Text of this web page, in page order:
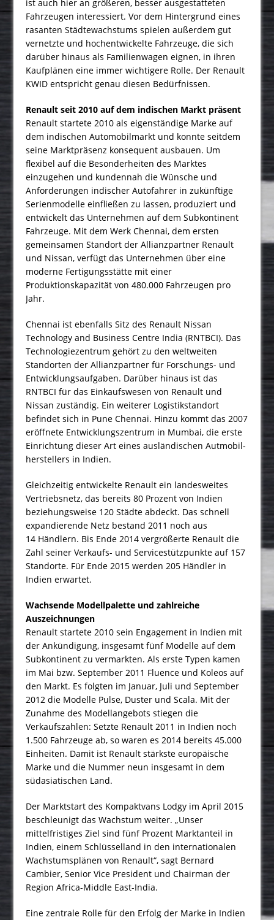
ist auch hier an größeren, besser ausgestatteten
Fahrzeugen interessiert. Vor dem Hintergrund eines
rasanten Städte­wachs­tums spielen außerdem gut
vernetzte und hochentwickelte Fahr­zeuge, die sich
darüber hinaus als Familienwagen eignen, in ihren
Kauf­plänen eine immer wichtigere Rolle. Der Renault
KWID entspricht genau diesen Bedürfnissen.
Renault seit 2010 auf dem indischen Markt präsent
Renault startete 2010 als eigenständige Marke auf
dem indischen Automobilmarkt und konnte seitdem
seine Marktpräsenz konsequent ausbauen. Um
flexibel auf die Besonderheiten des Marktes
einzugehen und kundennah die Wünsche und
Anforderungen indischer Autofahrer in zukünftige
Serienmodelle einfließen zu lassen, produziert und
entwickelt das Unternehmen auf dem Subkontinent
Fahrzeuge. Mit dem Werk Chennai, dem ersten
gemeinsamen Standort der Allianzpartner Renault
und Nissan, verfügt das Unternehmen über eine
moderne Fertigungsstätte mit einer
Produktionskapazität von 480.000 Fahrzeugen pro
Jahr.
Chennai ist ebenfalls Sitz des Renault Nissan
Technology and Business Centre India (RNTBCI). Das
Technologiezentrum gehört zu den weltweiten
Standorten der Allianzpartner für Forschungs- und
Entwicklungsaufgaben. Darüber hinaus ist das
RNTBCI für das Einkaufswesen von Renault und
Nissan zuständig. Ein weiterer Logistikstandort
befindet sich in Pune Chennai. Hinzu kommt das 2007
eröffnete Entwicklungszentrum in Mumbai, die erste
Einrichtung dieser Art eines ausländischen Autmobil­
herstellers in Indien.
Gleichzeitig entwickelte Renault ein landesweites
Vertriebsnetz, das bereits 80 Prozent von Indien
beziehungsweise 120 Städte abdeckt. Das schnell
expandierende Netz bestand 2011 noch aus
14 Händlern. Bis Ende 2014 vergrößerte Renault die
Zahl seiner Verkaufs- und Servicestützpunkte auf 157
Standorte. Für Ende 2015 werden 205 Händler in
Indien erwartet.
Wachsende Modellpalette und zahlreiche
Auszeichnungen
Renault startete 2010 sein Engagement in Indien mit
der Ankündigung, insgesamt fünf Modelle auf dem
Subkontinent zu vermarkten. Als erste Typen kamen
im Mai bzw. September 2011 Fluence und Koleos auf
den Markt. Es folgten im Januar, Juli und September
2012 die Modelle Pulse, Duster und Scala. Mit der
Zunahme des Modellangebots stiegen die
Verkaufszahlen: Setzte Renault 2011 in Indien noch
1.500 Fahrzeuge ab, so waren es 2014 bereits 45.000
Einheiten. Damit ist Renault stärkste europäische
Marke und die Nummer neun insgesamt in dem
südasiatischen Land.
Der Marktstart des Kompaktvans Lodgy im April 2015
beschleunigt das Wachstum weiter. „Unser
mittelfristiges Ziel sind fünf Prozent Marktanteil in
Indien, einem Schlüsselland in den internationalen
Wachstumsplänen von Renault“, sagt Bernard
Cambier, Senior Vice President und Chairman der
Region Africa-Middle East-India.
Eine zentrale Rolle für den Erfolg der Marke in Indien